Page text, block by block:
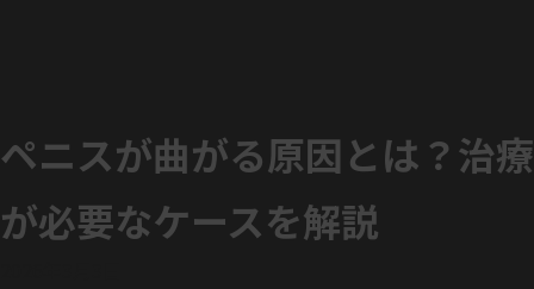
ペニスが曲がる原因とは？治療
が必要なケースを解説